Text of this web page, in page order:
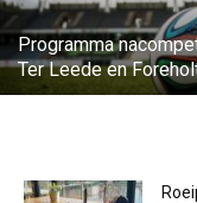
Programma
Ter Leede en